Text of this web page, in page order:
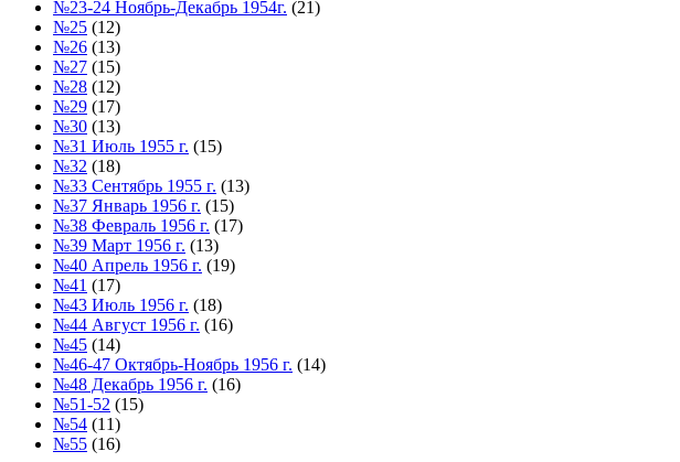
№23-24 Ноябрь-Декабрь 1954г. (21)
№25 (12)
№26 (13)
№27 (15)
№28 (12)
№29 (17)
№30 (13)
№31 Июль 1955 г. (15)
№32 (18)
№33 Сентябрь 1955 г. (13)
№37 Январь 1956 г. (15)
№38 Февраль 1956 г. (17)
№39 Март 1956 г. (13)
№40 Апрель 1956 г. (19)
№41 (17)
№43 Июль 1956 г. (18)
№44 Август 1956 г. (16)
№45 (14)
№46-47 Октябрь-Ноябрь 1956 г. (14)
№48 Декабрь 1956 г. (16)
№51-52 (15)
№54 (11)
№55 (16)